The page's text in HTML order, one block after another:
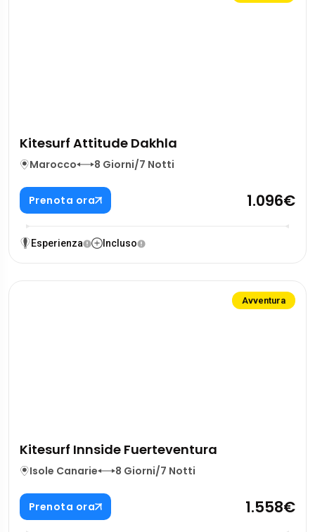
Kitesurf Attitude Dakhla
Marocco 8 Giorni/7 Notti
Prenota ora 1.096€
Esperienza Incluso
Avventura
Kitesurf Innside Fuerteventura
Isole Canarie 8 Giorni/7 Notti
Prenota ora 1.558€